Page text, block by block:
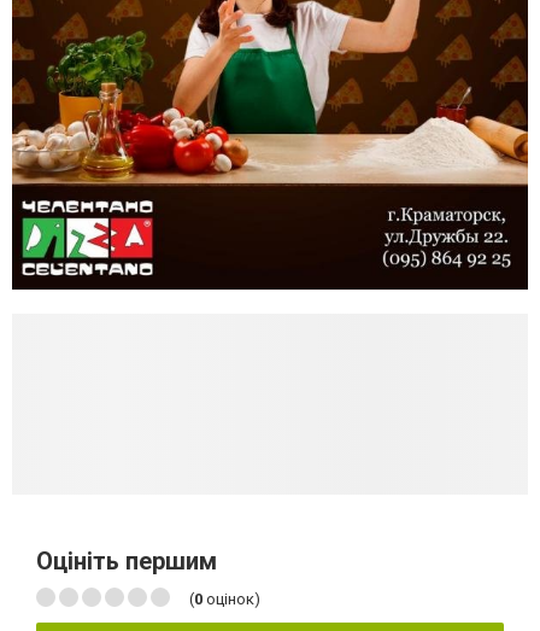
Оцініть першим
(0 оцінок)